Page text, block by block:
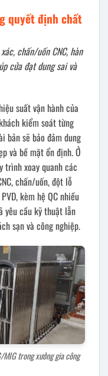
quyết định chất
chấn/uốn CNC, hàn
cửa đạt dung sai và
suất vận hành của
kiểm soát từng
bản sẽ bảo đảm dung
và bề mặt ổn định. Ở
trình xoay quanh các
chấn/uốn, đột lỗ
kèm hệ QC nhiều
yêu cầu kỹ thuật lẫn
sạn và công nghiệp.
MIG trong xưởng gia công